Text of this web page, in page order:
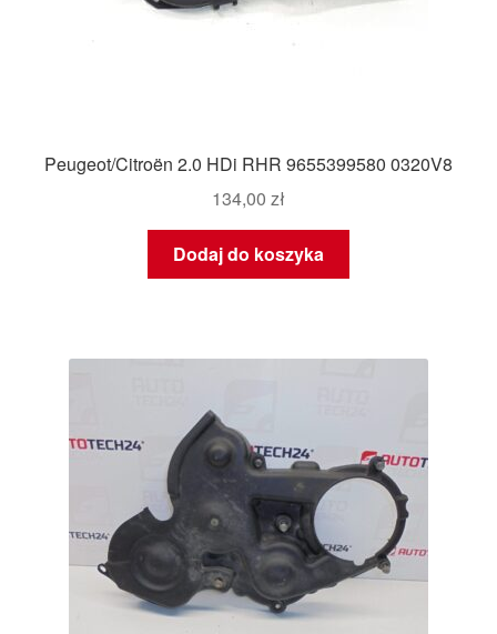
Peugeot/Citroën 2.0 HDi RHR 9655399580 0320V8
134,00 zł
Dodaj do koszyka